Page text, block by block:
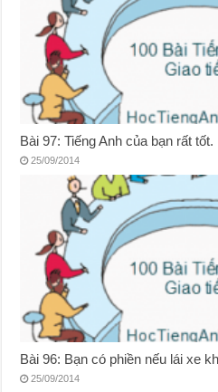
Bài 97: Tiếng Anh của bạn rất tốt.
25/09/2014
Bài 96: Bạn có phiền nếu lái xe
25/09/2014